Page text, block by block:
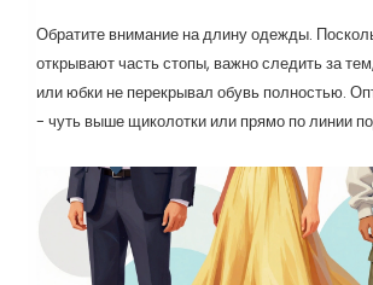
Обратите внимание на длину одежды.
открывают часть стопы, важно следить за
или юбки не перекрывал обувь полностью.
- чуть выше щиколотки или прямо по линии